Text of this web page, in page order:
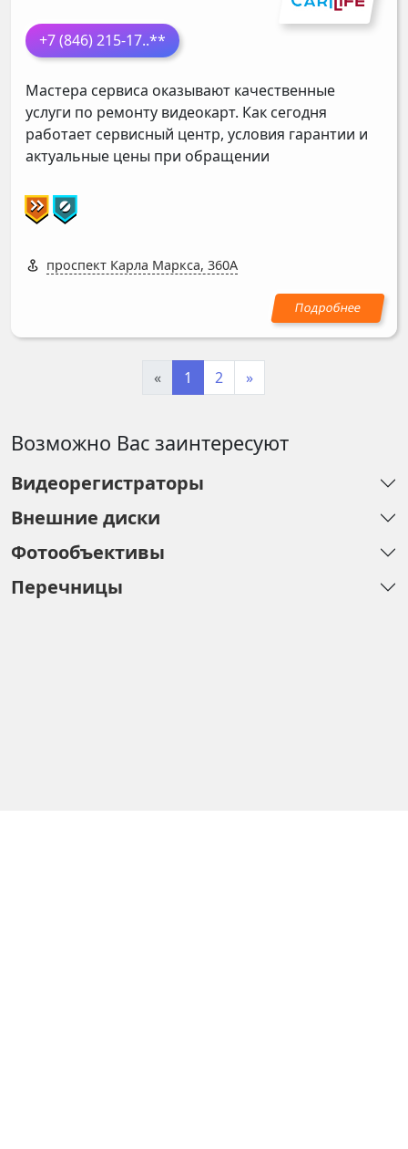
+7 (846) 215-17..**
Мастера сервиса оказывают качественные
услуги по ремонту видеокарт. Как сегодня
работает сервисный центр, условия гарантии и
актуальные цены при обращении
проспект Карла Маркса, 360А
« 1 2 »
Возможно Вас заинтересуют
Видеорегистраторы
Внешние диски
Фотообъективы
Перечницы